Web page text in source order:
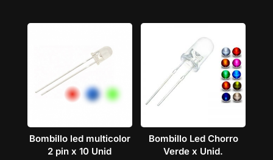
Bombillo led multicolor
2 pin x 10 Unid
Bombillo Led Chorro
Verde x Unid.